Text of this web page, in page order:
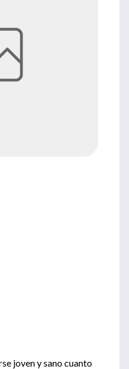
joven y sano cuanto